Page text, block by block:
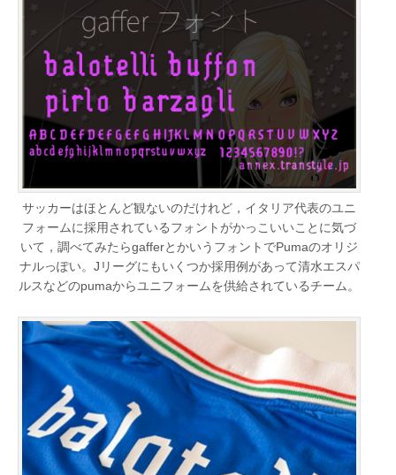
サッカーはほとんど観ないのだけれど，イタリア代表のユニ
フォームに採用されているフォントがかっこいいことに気づ
いて，調べてみたらgafferとかいうフォントでPumaのオリジ
ナルっぽい。Jリーグにもいくつか採用例があって清水エスパ
ルスなどのpumaからユニフォームを供給されているチーム。